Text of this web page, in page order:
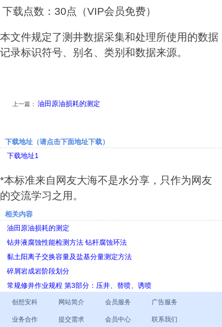
下载点数： 30点（VIP会员免费）
本文件规定了测井数据采集和处理所使用的数据
记录标识符号、别名、类别和数据来源。
上一篇： 油田原油损耗的测定
下载地址（请点击下面地址下载）
下载地址1
*本标准来自网友大海不是水分享，只作为网友
的交流学习之用。
相关内容
油田原油损耗的测定
钻井液腐蚀性能检测方法 钻杆腐蚀环法
黏土阳离子交换容量及盐基分量测定方法
碎屑岩成岩阶段划分
常规修井作业规程 第3部分：压井、替喷、诱喷
创想安科 网站简介 会员服务 广告服务
业务合作 提交需求 会员中心 联系我们